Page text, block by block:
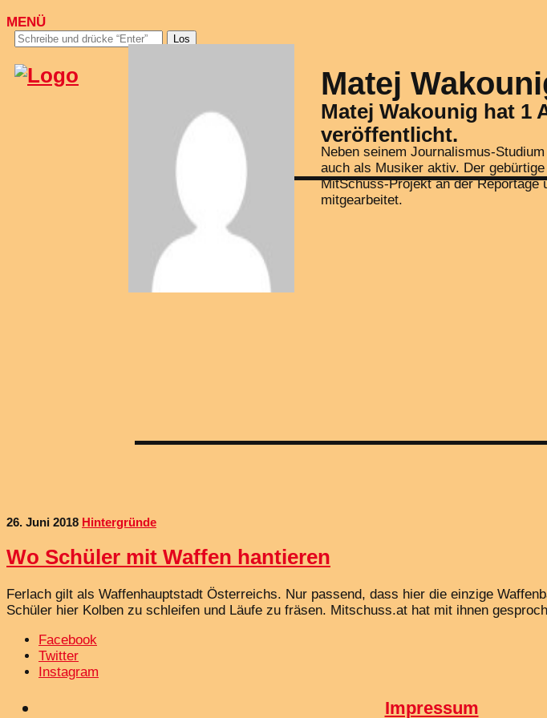
MENÜ
Los
Matej
Matej Wakounig hat 1
veröffentlicht.
Neben seinem Journalismus-
auch als Musiker aktiv. Der
MitSchuss-Projekt an der Reportage
mitgearbeitet.
26. Juni 2018 Hintergründe
Wo Schüler mit Waffen hantieren
Ferlach gilt als Waffenhauptstadt Österreichs. Nur passend, dass hier die einzige
Schüler hier Kolben zu schleifen und Läufe zu fräsen. Mitschuss.at hat mit ihnen
Facebook
Twitter
Instagram
Impressum